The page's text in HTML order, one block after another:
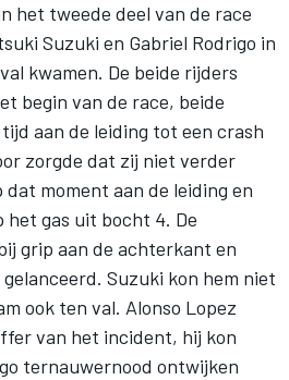
het tweede deel van de race
Suzuki en Gabriel Rodrigo in
kwamen. De beide rijders
begin van de race, beide
aan de leiding tot een crash
zorgde dat zij niet verder
dat moment aan de leiding en
gas uit bocht 4. De
grip aan de achterkant en
Suzuki kon hem niet
ook ten val. Alonso Lopez
van het incident, hij kon
ternauwernood ontwijken